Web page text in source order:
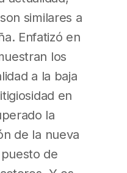
similares a
Enfatizó en
los
a la baja
en
la
de la nueva
de